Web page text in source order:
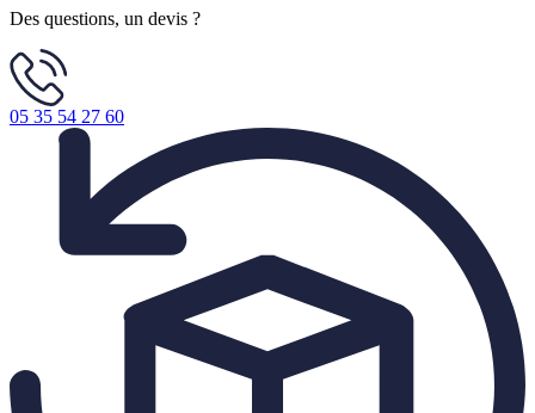
Des questions, un devis ?
05 35 54 27 60